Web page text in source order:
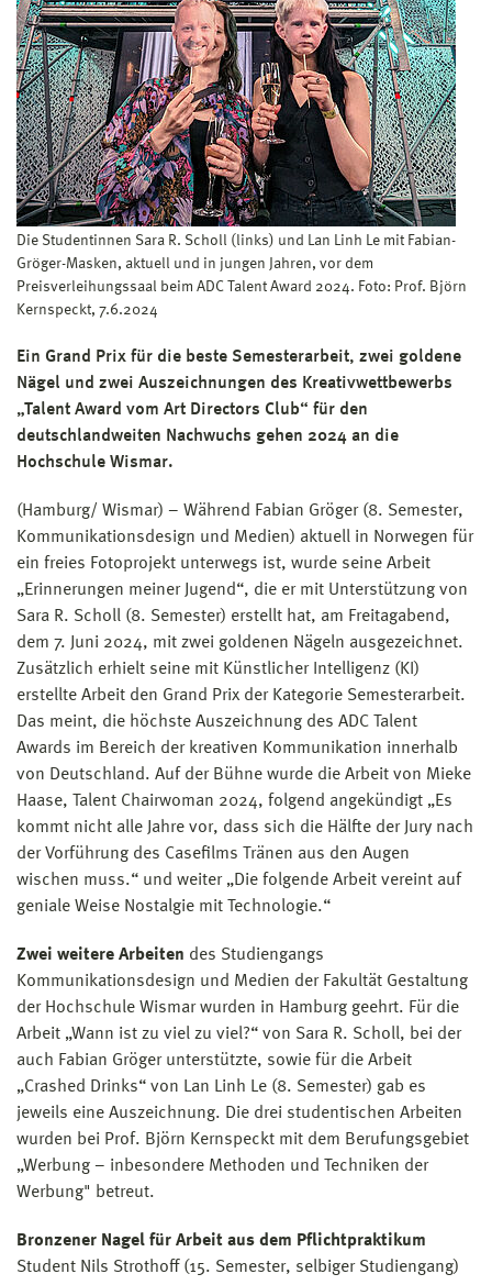
Die Studentinnen Sara R. Scholl (links) und Lan Linh Le mit Fabian-
Gröger-Masken, aktuell und in jungen Jahren, vor dem
Preisverleihungssaal beim ADC Talent Award 2024. Foto: Prof. Björn
Kernspeckt, 7.6.2024
Ein Grand Prix für die beste Semesterarbeit, zwei goldene
Nägel und zwei Auszeichnungen des Kreativwettbewerbs
„Talent Award vom Art Directors Club“ für den
deutschlandweiten Nachwuchs gehen 2024 an die
Hochschule Wismar.
(Hamburg/ Wismar) – Während Fabian Gröger (8. Semester,
Kommunikationsdesign und Medien) aktuell in Norwegen für
ein freies Fotoprojekt unterwegs ist, wurde seine Arbeit
„Erinnerungen meiner Jugend“, die er mit Unterstützung von
Sara R. Scholl (8. Semester) erstellt hat, am Freitagabend,
dem 7. Juni 2024, mit zwei goldenen Nägeln ausgezeichnet.
Zusätzlich erhielt seine mit Künstlicher Intelligenz (KI)
erstellte Arbeit den Grand Prix der Kategorie Semesterarbeit.
Das meint, die höchste Auszeichnung des ADC Talent
Awards im Bereich der kreativen Kommunikation innerhalb
von Deutschland. Auf der Bühne wurde die Arbeit von Mieke
Haase, Talent Chairwoman 2024, folgend angekündigt „Es
kommt nicht alle Jahre vor, dass sich die Hälfte der Jury nach
der Vorführung des Casefilms Tränen aus den Augen
wischen muss.“ und weiter „Die folgende Arbeit vereint auf
geniale Weise Nostalgie mit Technologie.“
Zwei weitere Arbeiten des Studiengangs
Kommunikationsdesign und Medien der Fakultät Gestaltung
der Hochschule Wismar wurden in Hamburg geehrt. Für die
Arbeit „Wann ist zu viel zu viel?“ von Sara R. Scholl, bei der
auch Fabian Gröger unterstützte, sowie für die Arbeit
„Crashed Drinks“ von Lan Linh Le (8. Semester) gab es
jeweils eine Auszeichnung. Die drei studentischen Arbeiten
wurden bei Prof. Björn Kernspeckt mit dem Berufungsgebiet
„Werbung – inbesondere Methoden und Techniken der
Werbung" betreut.
Bronzener Nagel für Arbeit aus dem Pflichtpraktikum
Student Nils Strothoff (15. Semester, selbiger Studiengang)